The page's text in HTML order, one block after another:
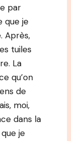
par
que je
Après,
tuiles
La
qu’on
de
moi,
dans la
je